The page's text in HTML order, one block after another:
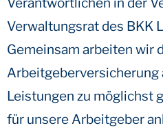
Verwaltungsrat des BKK
Gemeinsam arbeiten wir
Leistungen zu möglichst
für unsere Arbeitgeber